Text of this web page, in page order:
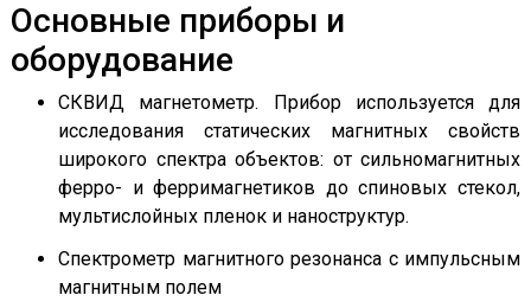
Основные приборы и
оборудование
СКВИД магнетометр. Прибор используется для
исследования статических магнитных свойств
широкого спектра объектов: от сильномагнитных
ферро- и ферримагнетиков до спиновых стекол,
мультислойных пленок и наноструктур.
Спектрометр магнитного резонанса с импульсным
магнитным полем